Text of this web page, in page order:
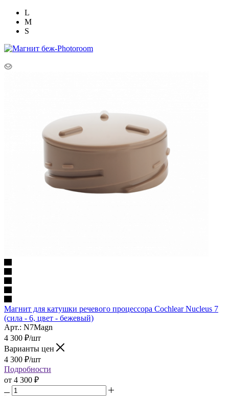
L
M
S
Магнит для катушки речевого процессора Cochlear Nucleus 7
(сила - 6, цвет - бежевый)
Арт.: N7Magn
4 300 ₽/шт
Варианты цен
4 300 ₽/шт
Подробности
от 4 300 ₽